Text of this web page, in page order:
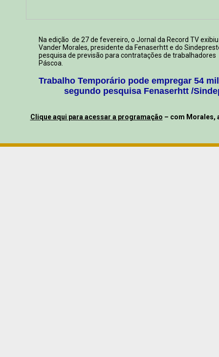
Na edição de 27 de fevereiro, o Jornal da Record TV
Vander Morales, presidente da Fenaserhtt e do
pesquisa de previsão para contratações de
Páscoa.
Trabalho Temporário pode empregar 54
segundo pesquisa Fenaserhtt /
Clique aqui para acessar a programação – com Morales,